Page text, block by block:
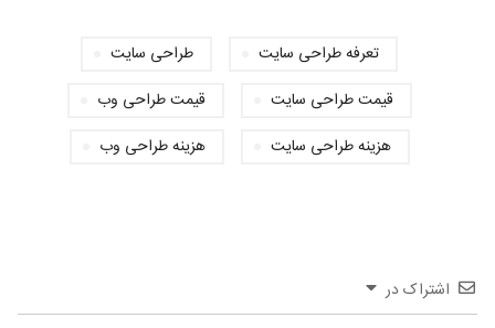
تعرفه طراحی سایت
طراحی سایت
قیمت طراحی سایت
قیمت طراحی وب
هزینه طراحی سایت
هزینه طراحی وب
اشتراک در